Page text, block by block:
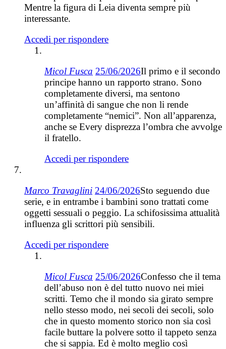
Mentre la figura di Leia diventa sempre più
interessante.
Accedi per rispondere
Micol Fusca 25/06/2026Il primo e il secondo
principe hanno un rapporto strano. Sono
completamente diversi, ma sentono
un’affinità di sangue che non li rende
completamente “nemici”. Non all’apparenza,
anche se Every disprezza l’ombra che avvolge
il fratello.
Accedi per rispondere
Marco Travaglini 24/06/2026Sto seguendo due
serie, e in entrambe i bambini sono trattati come
oggetti sessuali o peggio. La schifosissima attualità
influenza gli scrittori più sensibili.
Accedi per rispondere
Micol Fusca 25/06/2026Confesso che il tema
dell’abuso non è del tutto nuovo nei miei
scritti. Temo che il mondo sia girato sempre
nello stesso modo, nei secoli dei secoli, solo
che in questo momento storico non sia così
facile buttare la polvere sotto il tappeto senza
che si sappia. Ed è molto meglio così